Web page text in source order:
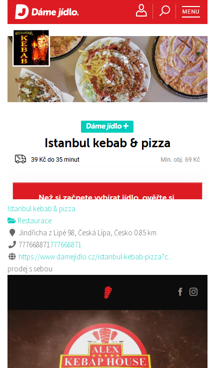
Istanbul kebab & pizza
Restaurace
Jindřicha z Lipé 98, Česká Lípa, Česko 0.85 km
777668871777668871
https://www.damejidlo.cz/istanbul-kebab-pizza?c...
prodej s sebou